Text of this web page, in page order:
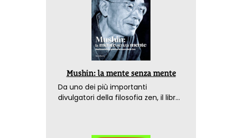
Mushin: la mente senza mente
Da uno dei più importanti
divulgatori della filosofia zen, il libro